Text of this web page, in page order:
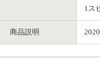
1ス
商品説明